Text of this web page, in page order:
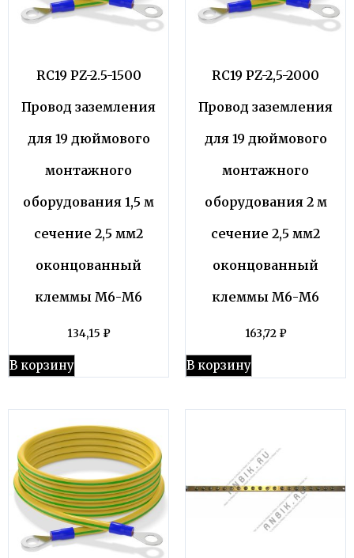
RC19 PZ-2.5-1500
Провод заземления
для 19 дюймового
монтажного
оборудования 1,5 м
сечение 2,5 мм2
оконцованный
клеммы М6-М6
134,15 ₽
В корзину
RC19 PZ-2,5-2000
Провод заземления
для 19 дюймового
монтажного
оборудования 2 м
сечение 2,5 мм2
оконцованный
клеммы М6-М6
163,72 ₽
В корзину